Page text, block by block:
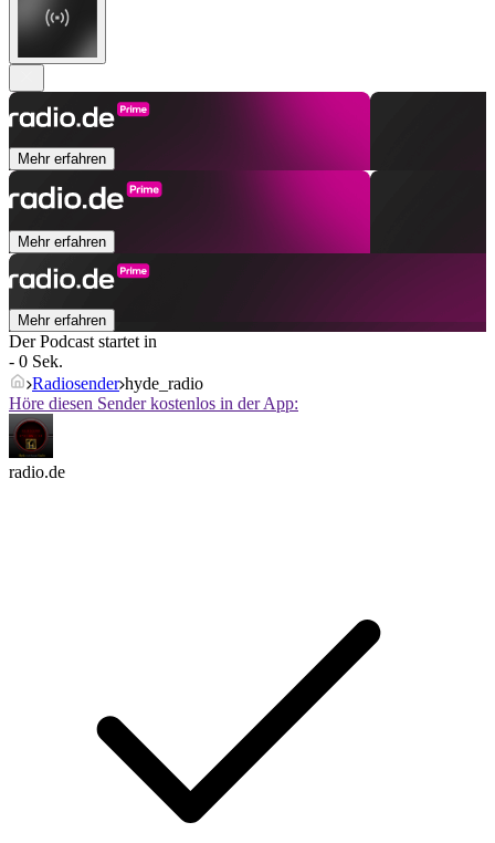
Mehr erfahren
Mehr erfahren
Mehr erfahren
Der Podcast startet in
- 0 Sek.
Radiosender hyde_radio
Höre diesen Sender kostenlos in der App:
radio.de